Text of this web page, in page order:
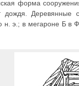
форма
Деревянные
н. э.; в мегароне Б